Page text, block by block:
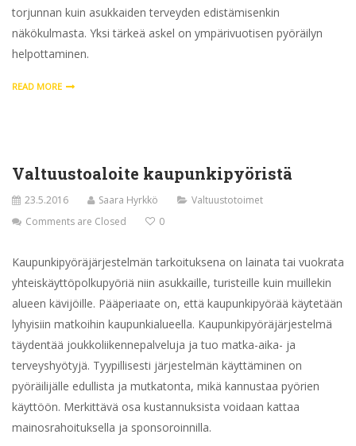
torjunnan kuin asukkaiden terveyden edistämisenkin
näkökulmasta. Yksi tärkeä askel on ympärivuotisen pyöräilyn
helpottaminen.
READ MORE
Valtuustoaloite kaupunkipyöristä
23.5.2016 Saara Hyrkkö
Valtuustotoimet
Comments are Closed
0
Kaupunkipyöräjärjestelmän tarkoituksena on lainata tai vuokrata
yhteiskäyttöpolkupyöriä niin asukkaille, turisteille kuin muillekin
alueen kävijöille. Pääperiaate on, että kaupunkipyörää käytetään
lyhyisiin matkoihin kaupunkialueella. Kaupunkipyöräjärjestelmä
täydentää joukkoliikennepalveluja ja tuo matka-aika- ja
terveyshyötyjä. Tyypillisesti järjestelmän käyttäminen on
pyöräilijälle edullista ja mutkatonta, mikä kannustaa pyörien
käyttöön. Merkittävä osa kustannuksista voidaan kattaa
mainosrahoituksella ja sponsoroinnilla.